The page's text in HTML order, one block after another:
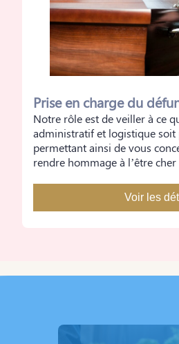
Prise en charge du
Notre rôle est de veiller à ce
administratif et logistique soit
permettant ainsi de vous
rendre hommage à l’être
Voir les